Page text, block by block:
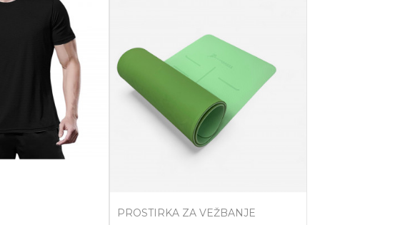
PROSTIRKA ZA VEŽBANJE